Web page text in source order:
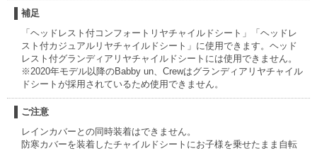
補足
「ヘッドレスト付コンフォートリヤチャイルドシート」「ヘッドレ
スト付カジュアルリヤチャイルドシート」に使用できます。ヘッド
レスト付グランディアリヤチャイルドシートには使用できません。
※2020年モデル以降のBabby un、Crewはグランディアリヤチャイル
ドシートが採用されているため使用できません。
ご注意
レインカバーとの同時装着はできません。
防寒カバーを装着したチャイルドシートにお子様を乗せたまま自転